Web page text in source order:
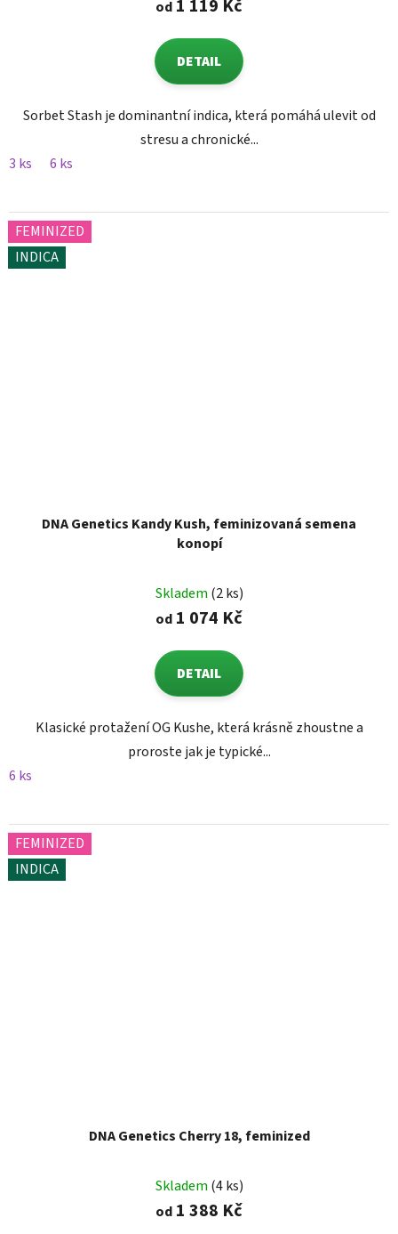
od 1 119 Kč
DETAIL
Sorbet Stash je dominantní indica, která pomáhá ulevit od
stresu a chronické...
3 ks
6 ks
FEMINIZED
INDICA
DNA Genetics Kandy Kush, feminizovaná semena
konopí
Skladem (2 ks)
od 1 074 Kč
DETAIL
Klasické protažení OG Kushe, která krásně zhoustne a
proroste jak je typické...
6 ks
FEMINIZED
INDICA
DNA Genetics Cherry 18, feminized
Skladem (4 ks)
od 1 388 Kč